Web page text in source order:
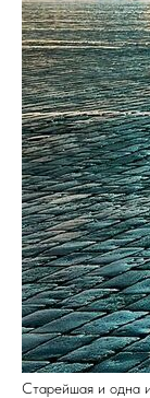
Старейшая и одна